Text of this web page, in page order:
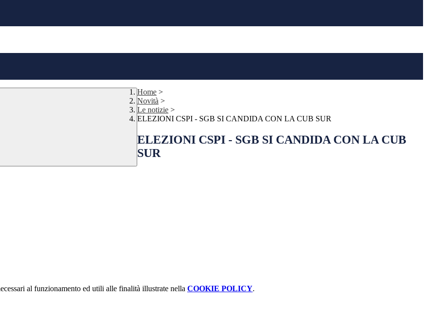
Home >
Novità >
Le notizie >
ELEZIONI CSPI - SGB SI CANDIDA CON LA CUB SUR
ELEZIONI CSPI - SGB SI CANDIDA CON LA CUB
SUR
al funzionamento ed utili alle finalità illustrate nella COOKIE POLICY.